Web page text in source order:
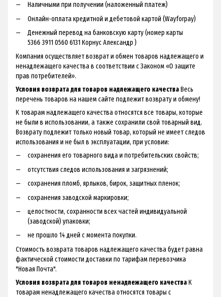
Наличными при получении (наложенный платеж)
Онлайн-оплата кредитной и дебетовой картой (Wayforpay)
Денежный перевод на банковскую карту (номер карты
5366 3911 0560 6131 Корнус Александр )
Компания осуществляет возврат и обмен товаров надлежащего и
ненадлежащего качества в соответствии с Законом «О защите
прав потребителей».
Условия возврата для товаров надлежащего качестваВесь
перечень товаров на нашем сайте подлежит возврату и обмену!
К товарам надлежащего качества относятся все товары, которые
не были в использовании, а также сохранили свой товарный вид.
Возврату подлежит только новый товар, который не имеет следов
использования и не был в эксплуатации, при условии:
сохранения его товарного вида и потребительских свойств;
отсутствия следов использования и загрязнений;
сохранения пломб, ярлыков, бирок, защитных пленок;
сохранения заводской маркировки;
целостности, сохранности всех частей индивидуальной
(заводской) упаковки;
не прошло 14 дней с момента покупки.
Стоимость возврата товаров надлежащего качества будет равна
фактической стоимости доставки по тарифам перевозчика
"Новая Почта".
Условия возврата для товаров ненадлежащего качестваК
товарам ненадлежащего качества относятся товары с